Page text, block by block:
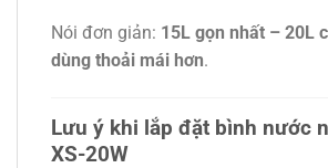
Nói đơn giản: 15L gọn nhất – 20L
dùng thoải mái hơn.
Lưu ý khi lắp đặt bình nước
XS-20W